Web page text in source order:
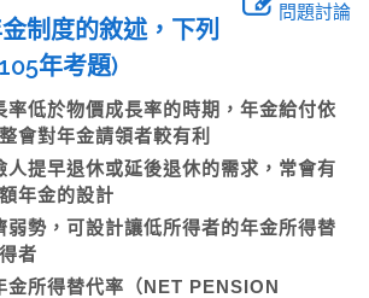
問題討論
制度的敘述，下列
年考題)
低於物價成長率的時期，年金給付依
會對年金請領者較有利
提早退休或延後退休的需求，常會有
年金的設計
弱勢，可設計讓低所得者的年金所得替
者
金所得替代率（NET PENSION